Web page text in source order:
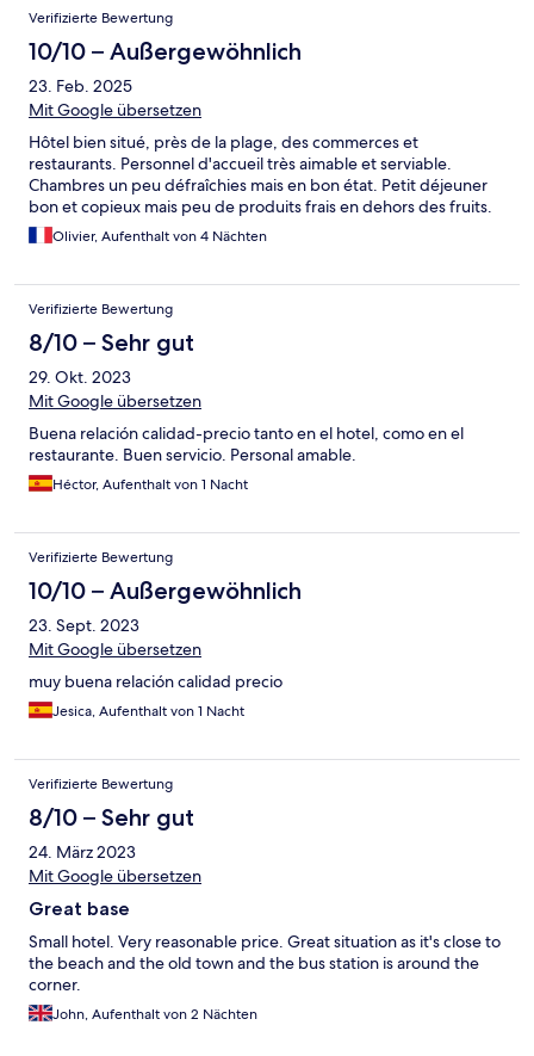
Verifizierte Bewertung
10/10 – Außergewöhnlich
23. Feb. 2025
Mit Google übersetzen
Hôtel bien situé, près de la plage, des commerces et
restaurants. Personnel d'accueil très aimable et serviable.
Chambres un peu défraîchies mais en bon état. Petit déjeuner
bon et copieux mais peu de produits frais en dehors des fruits.
Olivier, Aufenthalt von 4 Nächten
Verifizierte Bewertung
8/10 – Sehr gut
29. Okt. 2023
Mit Google übersetzen
Buena relación calidad-precio tanto en el hotel, como en el
restaurante. Buen servicio. Personal amable.
Héctor, Aufenthalt von 1 Nacht
Verifizierte Bewertung
10/10 – Außergewöhnlich
23. Sept. 2023
Mit Google übersetzen
muy buena relación calidad precio
Jesica, Aufenthalt von 1 Nacht
Verifizierte Bewertung
8/10 – Sehr gut
24. März 2023
Mit Google übersetzen
Great base
Small hotel. Very reasonable price. Great situation as it's close to
the beach and the old town and the bus station is around the
corner.
John, Aufenthalt von 2 Nächten